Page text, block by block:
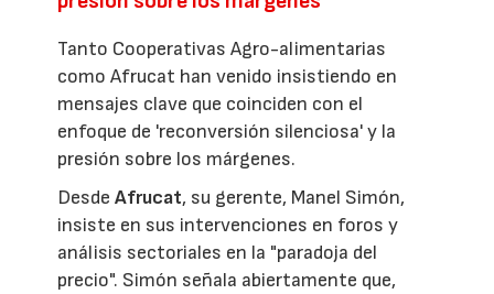
Tanto Cooperativas Agro-alimentarias
como Afrucat han venido insistiendo en
mensajes clave que coinciden con el
enfoque de 'reconversión silenciosa' y la
presión sobre los márgenes.
DesdeAfrucat, su gerente, Manel Simón,
insiste en sus intervenciones en foros y
análisis sectoriales en la "paradoja del
precio". Simón señala abiertamente que,